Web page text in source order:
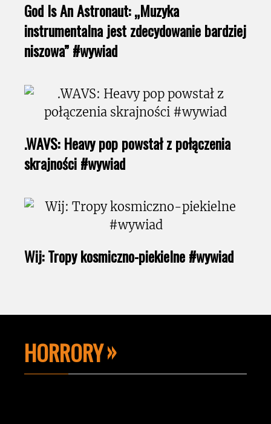
God Is An Astronaut: „Muzyka
instrumentalna jest zdecydowanie bardziej
niszowa” #wywiad
.WAVS: Heavy pop powstał z połączenia
skrajności #wywiad
Wij: Tropy kosmiczno-piekielne #wywiad
HORRORY